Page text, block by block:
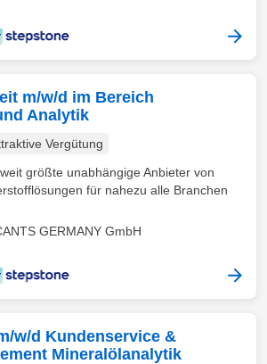
m/w/d im Bereich
Analytik
Vergütung
größte unabhängige Anbieter von
für nahezu alle Branchen
GERMANY GmbH
w/d Kundenservice &
Mineralölanalytik